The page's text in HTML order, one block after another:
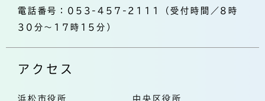
電話番号：053-457-2111（受付時間／8時
30分～17時15分）
アクセス
浜松市役所
中央区役所